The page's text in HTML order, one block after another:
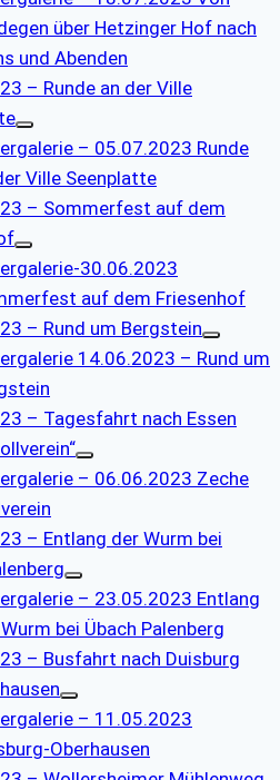
über Hetzinger Hof nach
und Abenden
– Runde an der Ville
– 05.07.2023 Runde
Ville Seenplatte
– Sommerfest auf dem
30.06.2023
auf dem Friesenhof
– Rund um Bergstein
14.06.2023 – Rund um
– Tagesfahrt nach Essen
– 06.06.2023 Zeche
– Entlang der Wurm bei
– 23.05.2023 Entlang
bei Übach Palenberg
– Busfahrt nach Duisburg
– 11.05.2023
Oberhausen